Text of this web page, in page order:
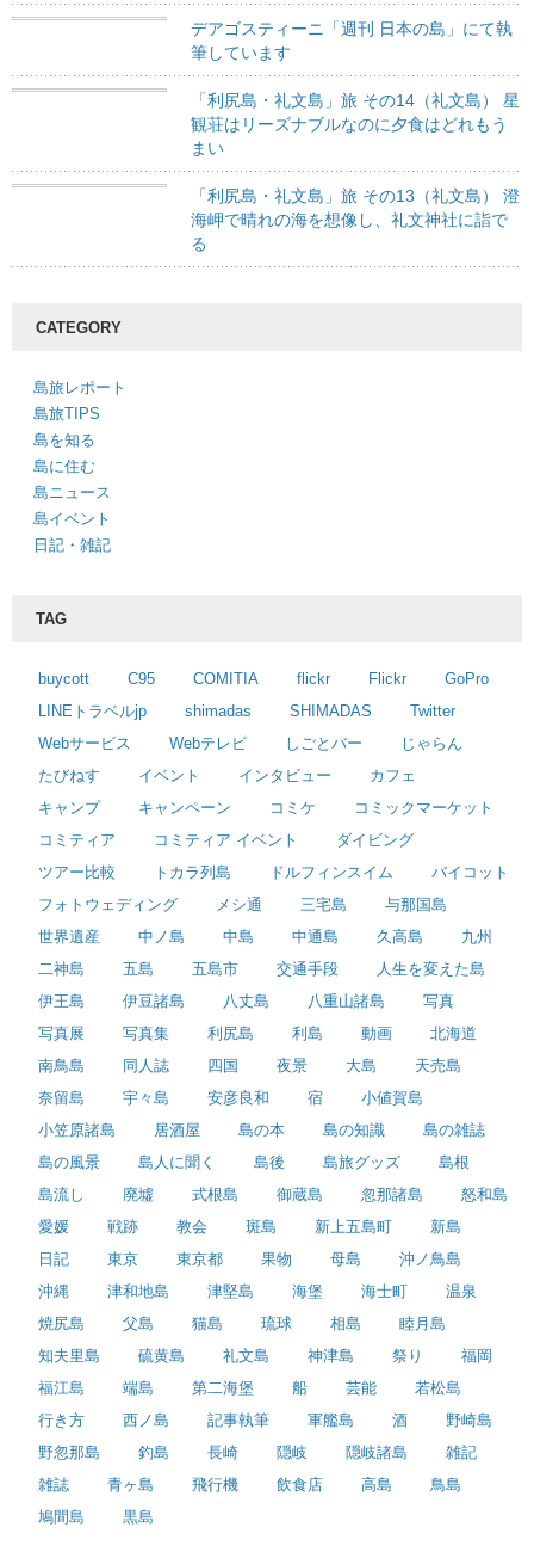
デアゴスティーニ「週刊 日本の島」にて執
筆しています
「利尻島・礼文島」旅 その14（礼文島） 星
観荘はリーズナブルなのに夕食はどれもう
まい
「利尻島・礼文島」旅 その13（礼文島） 澄
海岬で晴れの海を想像し、礼文神社に詣で
る
CATEGORY
島旅レポート
島旅TIPS
島を知る
島に住む
島ニュース
島イベント
日記・雑記
TAG
buycott C95 COMITIA flickr Flickr
GoPro
LINEトラベルjp
shimadas SHIMADAS
Twitter
Webサービス
Webテレビ しごとバー
じゃらん
たびねす
イベント インタビュー
カフェ
キャンプ
キャンペーン コミケ
コミックマーケット
コミティア
コミティア イベント
ダイビング
ツアー比較
トカラ列島 ドルフィンスイム
バイコット
フォトウェディング
メシ通 三宅島
与那国島
世界遺産
中ノ島 中島 中通島 久高島
九州
二神島
五島 五島市 交通手段
人生を変えた島
伊王島
伊豆諸島 八丈島 八重山諸島
写真
写真展
写真集 利尻島 利島 動画
北海道
南鳥島
同人誌 四国 夜景 大島
天売島
奈留島
宇々島 安彦良和 宿
小値賀島
小笠原諸島
居酒屋 島の本 島の知識
島の雑誌
島の風景
島人に聞く 島後 島旅グッズ
島根
島流し
廃墟 式根島 御蔵島 忽那諸島
怒和島
愛媛
戦跡 教会 斑島 新上五島町
新島
日記
東京 東京都 果物 母島
沖ノ鳥島
沖縄
津和地島 津堅島 海堡 海士町
温泉
焼尻島
父島 猫島 琉球 相島
睦月島
知夫里島
硫黄島 礼文島 神津島 祭り
福岡
福江島
端島 第二海堡 船 芸能
若松島
行き方
西ノ島 記事執筆 軍艦島 酒
野崎島
野忽那島
釣島 長崎 隠岐 隠岐諸島
雑記
雑誌
青ヶ島 飛行機 飲食店 高島
鳥島
鳩間島
黒島